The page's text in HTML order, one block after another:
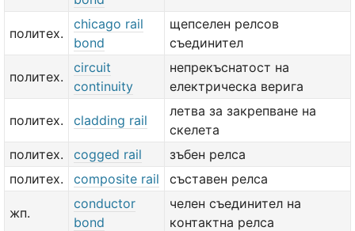
политех.
chicago rail
bond
щепселен релсов
съединител
политех.
circuit
continuity
непрекъснатост на
електрическа верига
политех. cladding rail
летва за закрепване на
скелета
политех.
cogged rail
зъбен релса
политех.
composite rail съставен релса
жп.
conductor
bond
челен съединител на
контактна релса